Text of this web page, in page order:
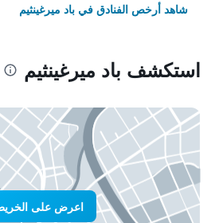
شاهد أرخص الفنادق في باد ميرغينثيم
استكشف باد ميرغينثيم
اعرض على